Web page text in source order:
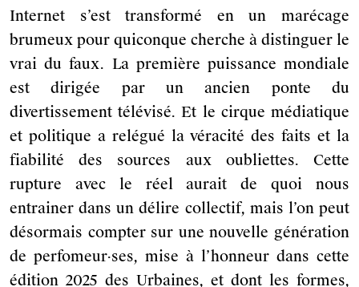
OÙ TROUVER VOTRE N° ?
Votre numéro de commande
figure en haut du mail reçu lors de
abonnement.
Internet s’est transformé en un marécage
brumeux pour quiconque cherche à distinguer le
vrai du faux. La première puissance mondiale
est dirigée par un ancien ponte du
divertissement télévisé. Et le cirque médiatique
et politique a relégué la véracité des faits et la
fiabilité des sources aux oubliettes. Cette
rupture avec le réel aurait de quoi nous
entrainer dans un délire collectif, mais l’on peut
désormais compter sur une nouvelle génération
de perfomeur·ses, mise à l’honneur dans cette
édition 2025 des Urbaines, et dont les formes,